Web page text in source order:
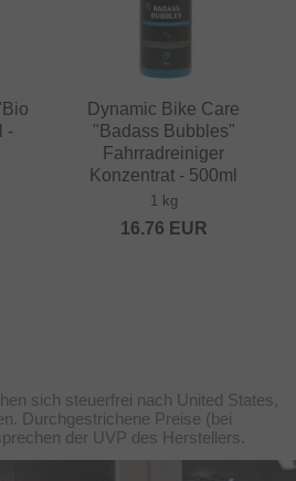
-
Dynamic Bike Care
"Badass Bubbles"
Fahrradreiniger
Konzentrat - 500ml
1 kg
16.76 EUR
sich steuerfrei nach United States,
Durchgestrichene Preise (bei
der UVP des Herstellers.